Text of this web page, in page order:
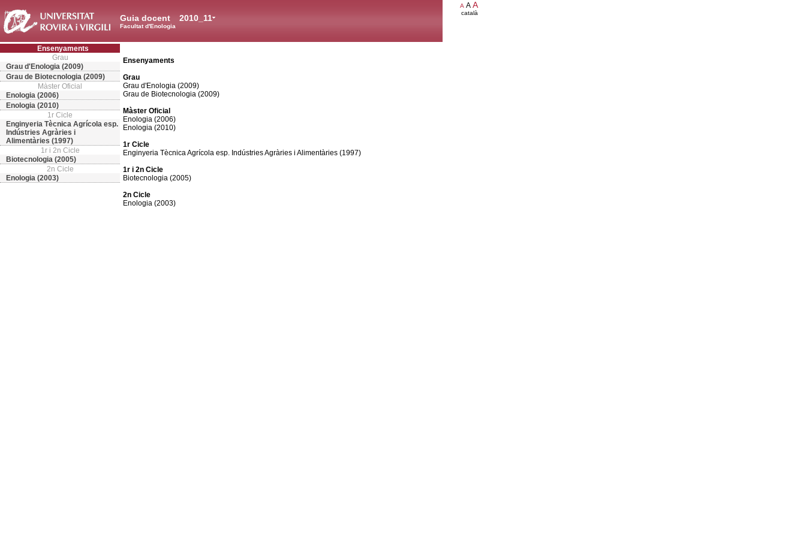
2010_11
Guia docent
Facultat d'Enologia
A A A
català
Ensenyaments
Grau
Grau d'Enologia (2009)
Grau de Biotecnologia (2009)
Màster Oficial
Enologia (2006)
Enologia (2010)
1r Cicle
Enginyeria Tècnica Agrícola esp.
Indústries Agràries i
Alimentàries (1997)
1r i 2n Cicle
Biotecnologia (2005)
2n Cicle
Enologia (2003)
Ensenyaments
Grau
Grau d'Enologia (2009)
Grau de Biotecnologia (2009)
Màster Oficial
Enologia (2006)
Enologia (2010)
1r Cicle
Enginyeria Tècnica Agrícola esp. Indústries Agràries i Alimentàries (1997)
1r i 2n Cicle
Biotecnologia (2005)
2n Cicle
Enologia (2003)